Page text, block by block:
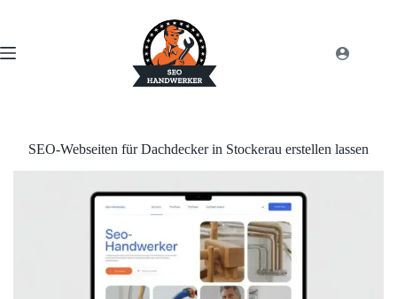
SEO-Webseiten für Dachdecker in Stockerau erstellen lassen